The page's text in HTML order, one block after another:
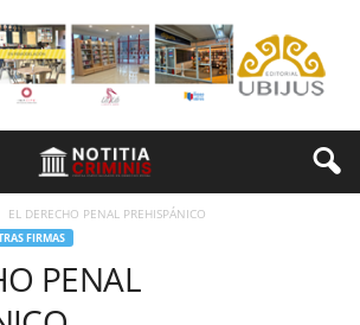
EL DERECHO PENAL PREHISPÁNICO
FIRMAS
PENAL